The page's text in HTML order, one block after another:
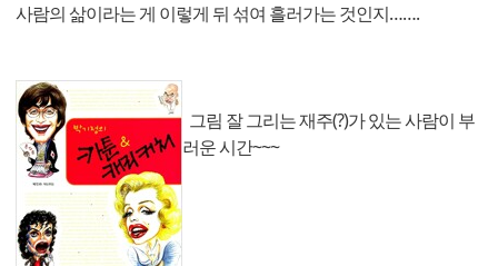
사람의 삶이라는 게 이렇게 뒤 섞여 흘러가는 것인지…….
그림 잘 그리는 재주(?)가 있는 사람이 부
러운 시간~~~